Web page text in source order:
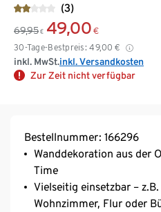
(3)
69,95 € 49,00 €
30-Tage-Bestpreis: 49,00 €
inkl. MwSt.inkl. Versandkosten
Zur Zeit nicht verfügbar
Bestellnummer: 166296
Wanddekoration aus der
Time
Vielseitig einsetzbar –
Wohnzimmer, Flur oder